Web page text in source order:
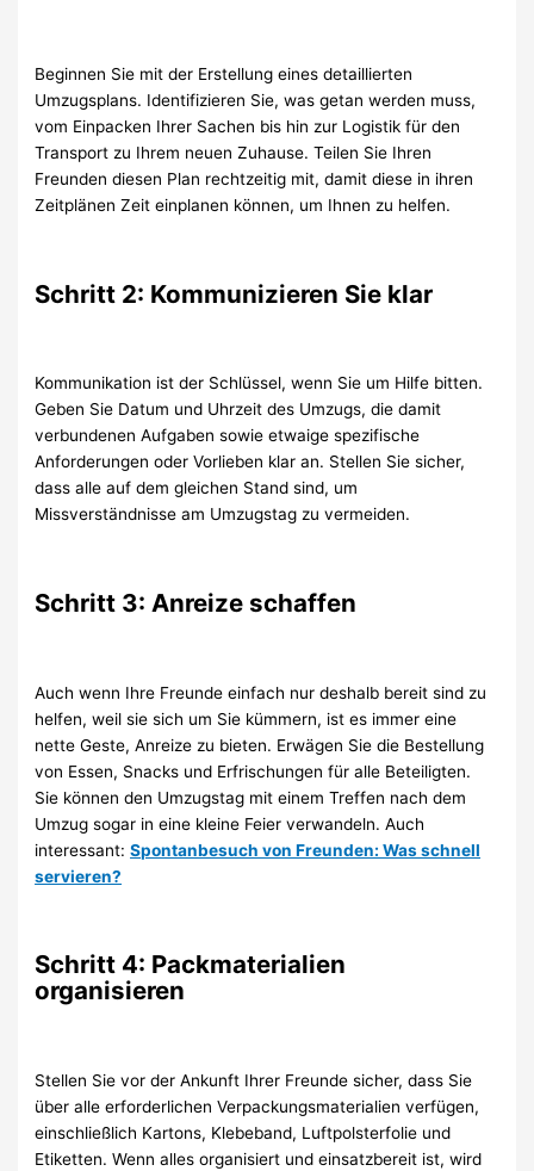
Beginnen Sie mit der Erstellung eines detaillierten
Umzugsplans. Identifizieren Sie, was getan werden muss,
vom Einpacken Ihrer Sachen bis hin zur Logistik für den
Transport zu Ihrem neuen Zuhause. Teilen Sie Ihren
Freunden diesen Plan rechtzeitig mit, damit diese in ihren
Zeitplänen Zeit einplanen können, um Ihnen zu helfen.
Schritt 2: Kommunizieren Sie klar
Kommunikation ist der Schlüssel, wenn Sie um Hilfe bitten.
Geben Sie Datum und Uhrzeit des Umzugs, die damit
verbundenen Aufgaben sowie etwaige spezifische
Anforderungen oder Vorlieben klar an. Stellen Sie sicher,
dass alle auf dem gleichen Stand sind, um
Missverständnisse am Umzugstag zu vermeiden.
Schritt 3: Anreize schaffen
Auch wenn Ihre Freunde einfach nur deshalb bereit sind zu
helfen, weil sie sich um Sie kümmern, ist es immer eine
nette Geste, Anreize zu bieten. Erwägen Sie die Bestellung
von Essen, Snacks und Erfrischungen für alle Beteiligten.
Sie können den Umzugstag mit einem Treffen nach dem
Umzug sogar in eine kleine Feier verwandeln. Auch
interessant:Spontanbesuch von Freunden: Was schnell
servieren?
Schritt 4: Packmaterialien
organisieren
Stellen Sie vor der Ankunft Ihrer Freunde sicher, dass Sie
über alle erforderlichen Verpackungsmaterialien verfügen,
einschließlich Kartons, Klebeband, Luftpolsterfolie und
Etiketten. Wenn alles organisiert und einsatzbereit ist, wird